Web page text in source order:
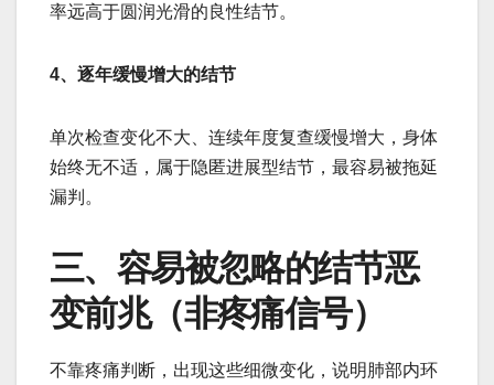
率远高于圆润光滑的良性结节。
4、逐年缓慢增大的结节
单次检查变化不大、连续年度复查缓慢增大，身体
始终无不适，属于隐匿进展型结节，最容易被拖延
漏判。
三、容易被忽略的结节恶
变前兆（非疼痛信号）
不靠疼痛判断，出现这些细微变化，说明肺部内环